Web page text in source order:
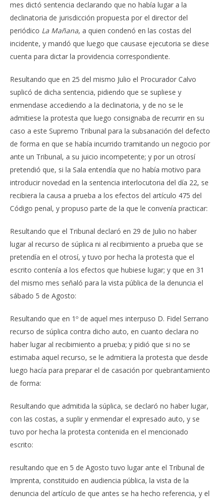
mes dictó sentencia declarando que no había lugar a la
declinatoria de jurisdicción propuesta por el director del
periódico La Mañana, a quien condenó en las costas del
incidente, y mandó que luego que causase ejecutoria se diese
cuenta para dictar la providencia correspondiente.
Resultando que en 25 del mismo Julio el Procurador Calvo
suplicó de dicha sentencia, pidiendo que se supliese y
enmendase accediendo a la declinatoria, y de no se le
admitiese la protesta que luego consignaba de recurrir en su
caso a este Supremo Tribunal para la subsanación del defecto
de forma en que se había incurrido tramitando un negocio por
ante un Tribunal, a su juicio incompetente; y por un otrosí
pretendió que, si la Sala entendía que no había motivo para
introducir novedad en la sentencia interlocutoria del día 22, se
recibiera la causa a prueba a los efectos del artículo 475 del
Código penal, y propuso parte de la que le convenía practicar:
Resultando que el Tribunal declaró en 29 de Julio no haber
lugar al recurso de súplica ni al recibimiento a prueba que se
pretendía en el otrosí, y tuvo por hecha la protesta que el
escrito contenía a los efectos que hubiese lugar; y que en 31
del mismo mes señaló para la vista pública de la denuncia el
sábado 5 de Agosto:
Resultando que en 1º de aquel mes interpuso D. Fidel Serrano
recurso de súplica contra dicho auto, en cuanto declara no
haber lugar al recibimiento a prueba; y pidió que si no se
estimaba aquel recurso, se le admitiera la protesta que desde
luego hacía para preparar el de casación por quebrantamiento
de forma:
Resultando que admitida la súplica, se declaró no haber lugar,
con las costas, a suplir y enmendar el expresado auto, y se
tuvo por hecha la protesta contenida en el mencionado
escrito:
resultando que en 5 de Agosto tuvo lugar ante el Tribunal de
Imprenta, constituido en audiencia pública, la vista de la
denuncia del artículo de que antes se ha hecho referencia, y el